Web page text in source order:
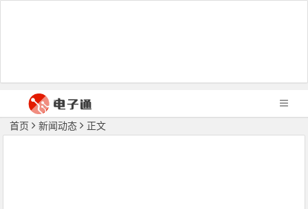
首页 新闻动态 正文